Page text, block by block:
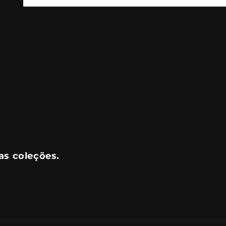
coleções.